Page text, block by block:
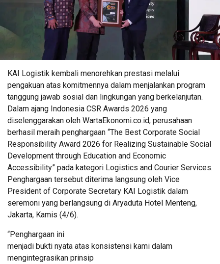
KAI Logistik kembali menorehkan prestasi melalui
pengakuan atas komitmennya dalam menjalankan program
tanggung jawab sosial dan lingkungan yang berkelanjutan.
Dalam ajang Indonesia CSR Awards 2026 yang
diselenggarakan oleh WartaEkonomi.co.id, perusahaan
berhasil meraih penghargaan “The Best Corporate Social
Responsibility Award 2026 for Realizing Sustainable Social
Development through Education and Economic
Accessibility” pada kategori Logistics and Courier Services.
Penghargaan tersebut diterima langsung oleh Vice
President of Corporate Secretary KAI Logistik dalam
seremoni yang berlangsung di Aryaduta Hotel Menteng,
Jakarta, Kamis (4/6).
“Penghargaan ini
menjadi bukti nyata atas konsistensi kami dalam
mengintegrasikan prinsip